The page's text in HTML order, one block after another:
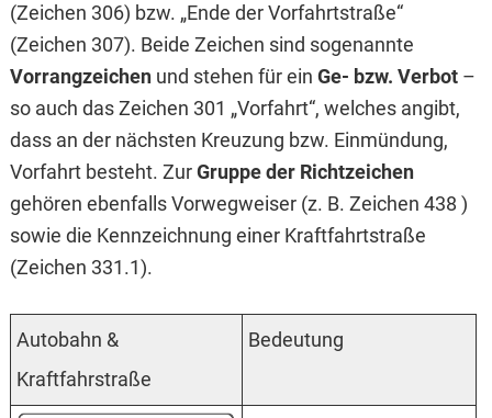
(Zeichen 306) bzw. „Ende der Vorfahrtstraße“
(Zeichen 307). Beide Zeichen sind sogenannte
Vorrangzeichenund stehen für ein Ge- bzw. Verbot–
so auch das Zeichen 301 „Vorfahrt“, welches angibt,
dass an der nächsten Kreuzung bzw. Einmündung,
Vorfahrt besteht. ZurGruppe der Richtzeichen
gehören ebenfalls Vorwegweiser (z. B. Zeichen 438 )
sowie die Kennzeichnung einer Kraftfahrtstraße
(Zeichen 331.1).
Autobahn &
Kraftfahrstraße
Bedeutung